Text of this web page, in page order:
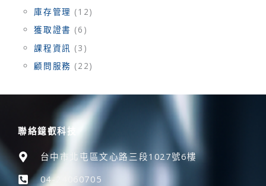
庫存管理 (12)
獲取證書 (6)
課程資訊 (3)
顧問服務 (22)
聯絡鐿叡科技
台中市北屯區文心路三段1027號6樓
04-24060705